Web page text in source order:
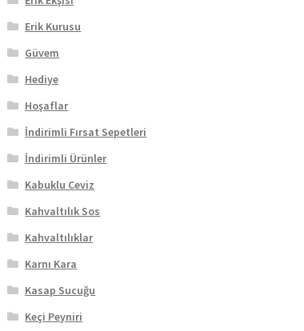
Erik Kurusu
Güvem
Hediye
Hoşaflar
İndirimli Fırsat Sepetleri
İndirimli Ürünler
Kabuklu Ceviz
Kahvaltılık Sos
Kahvaltılıklar
Karnı Kara
Kasap Sucuğu
Keçi Peyniri